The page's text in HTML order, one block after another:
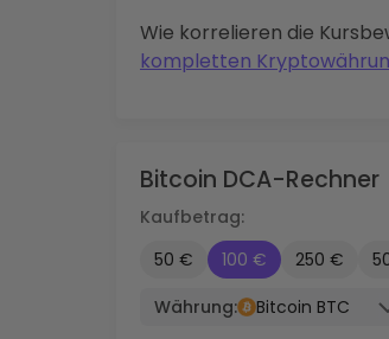
Wie korrelieren die
kompletten
Bitcoin DCA-Rechner
Kaufbetrag:
50 €
100 € 250 €
Währung:
Bitcoin BTC